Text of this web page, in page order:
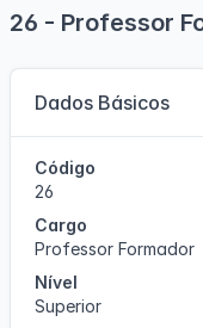
26 - Professor
Dados Básicos
Código
26
Cargo
Professor Formador
Nível
Superior